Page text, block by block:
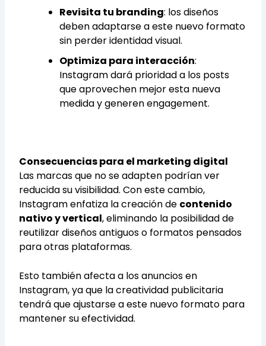
Revisita tu branding: los diseños
deben adaptarse a este nuevo formato
sin perder identidad visual.
Optimiza para interacción:
Instagram dará prioridad a los posts
que aprovechen mejor esta nueva
medida y generen engagement.
Consecuencias para el marketing digital
Las marcas que no se adapten podrían ver
reducida su visibilidad. Con este cambio,
Instagram enfatiza la creación de contenido
nativo y vertical, eliminando la posibilidad de
reutilizar diseños antiguos o formatos pensados
para otras plataformas.
Esto también afecta a los anuncios en
Instagram, ya que la creatividad publicitaria
tendrá que ajustarse a este nuevo formato para
mantener su efectividad.